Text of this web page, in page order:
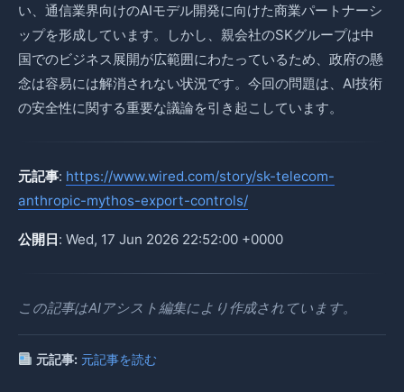
い、通信業界向けのAIモデル開発に向けた商業パートナーシ
ップを形成しています。しかし、親会社のSKグループは中
国でのビジネス展開が広範囲にわたっているため、政府の懸
念は容易には解消されない状況です。今回の問題は、AI技術
の安全性に関する重要な議論を引き起こしています。
元記事: https://www.wired.com/story/sk-telecom-
anthropic-mythos-export-controls/
公開日: Wed, 17 Jun 2026 22:52:00 +0000
この記事はAIアシスト編集により作成されています。
元記事: 元記事を読む